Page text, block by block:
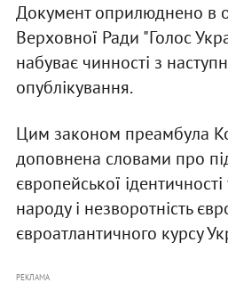
Документ оприлюднено в
Верховної Ради "Голос
набуває чинності з
опублікування.
Цим законом преамбула
доповнена словами про
європейської
народу і незворотність
євроатлантичного курсу
РЕКЛАМА